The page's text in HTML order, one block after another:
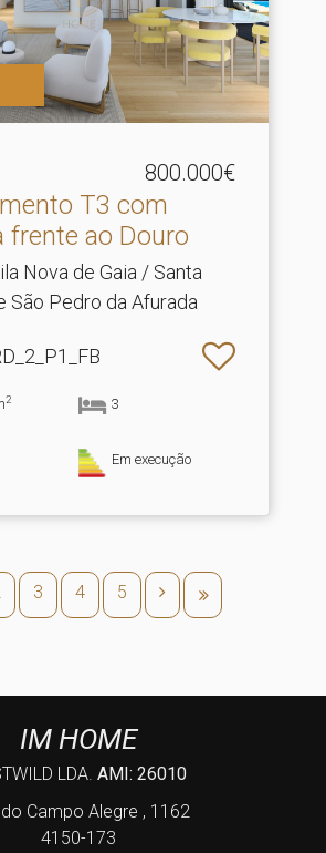
800.000€
T3 com
Piscina frente ao Douro
Nova de Gaia / Santa
São Pedro da Afurada
2 3
Em execução
3 4 5
IM HOME
LDA. AMI: 26010
do Campo Alegre , 1162
4150-173